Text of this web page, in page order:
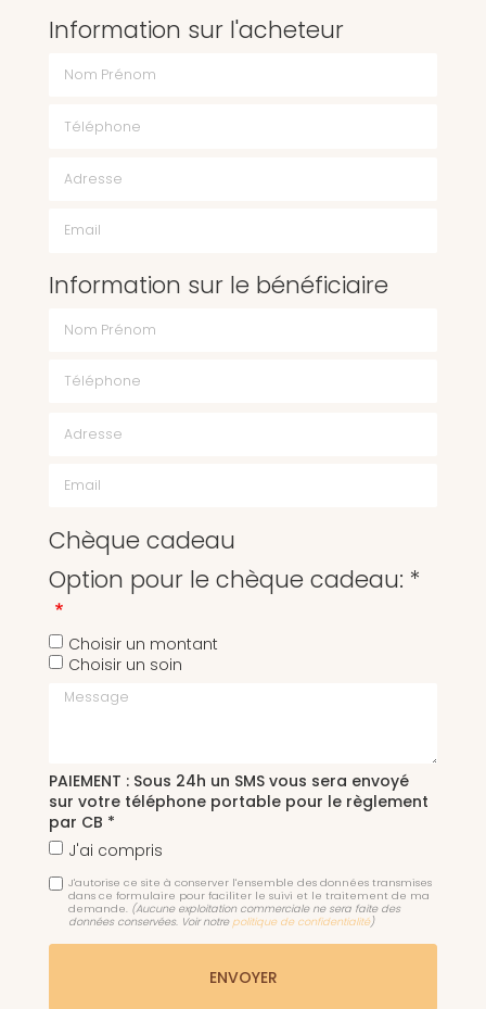
Information sur l'acheteur
Information sur le bénéficiaire
Chèque cadeau
Option pour le chèque cadeau: *
Choisir un montant
Choisir un soin
Message
PAIEMENT : Sous 24h un SMS vous sera envoyé
sur votre téléphone portable pour le règlement
par CB *
J'ai compris
J'autorise ce site à conserver l'ensemble des données transmises
dans ce formulaire pour faciliter le suivi et le traitement de ma
demande. (Aucune exploitation commerciale ne sera faite des
données conservées. Voir notre politique de confidentialité)